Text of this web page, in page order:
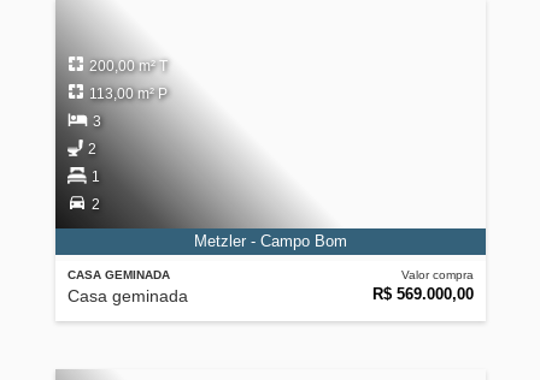
CASA GEMINADA
Casa geminada
Valor compra
R$ 569.000,00
200,00 m² T
113,00 m² P
3
2
1
2
Metzler - Campo Bom